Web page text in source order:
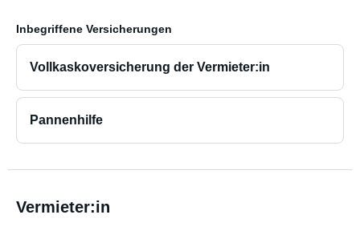
- Pizza Owen (Ooni): 200 SEK pro Woche
Inbegriffene Versicherungen
Vollkaskoversicherung der Vermieter:in
Pannenhilfe
Vermieter:in